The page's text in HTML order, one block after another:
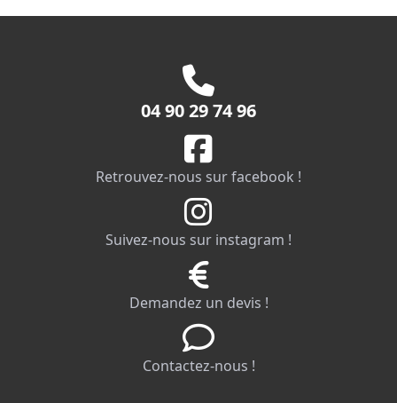
04 90 29 74 96
Retrouvez-nous sur facebook !
Suivez-nous sur instagram !
Demandez un devis !
Contactez-nous !